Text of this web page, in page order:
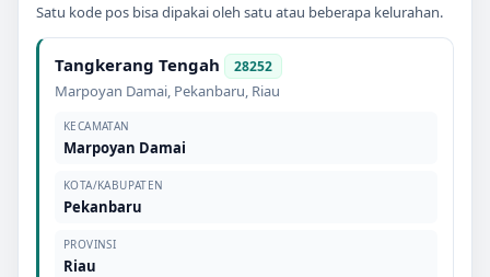
Satu kode pos bisa dipakai oleh satu atau beberapa kelurahan.
Tangkerang Tengah 28252
Marpoyan Damai, Pekanbaru, Riau
KECAMATAN
Marpoyan Damai
KOTA/KABUPATEN
Pekanbaru
PROVINSI
Riau